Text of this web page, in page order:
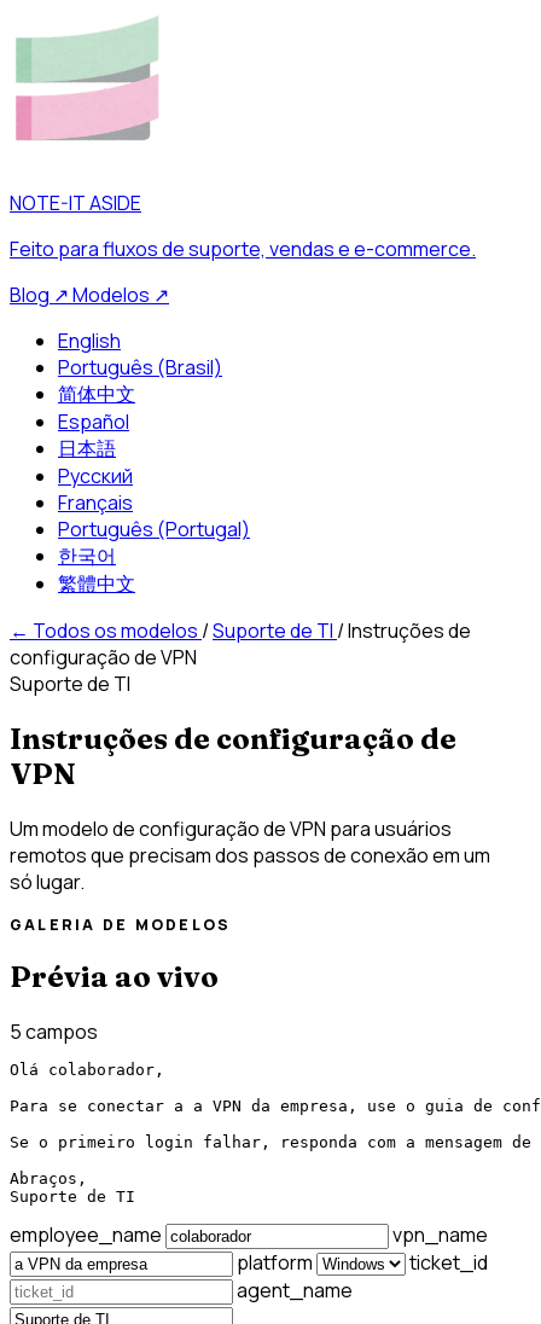
NOTE-IT ASIDE
Feito para fluxos de suporte, vendas e e-commerce.
Blog ↗Modelos ↗
English
Português (Brasil)
简体中文
Español
日本語
Русский
Français
Português (Portugal)
한국어
繁體中文
← Todos os modelos /Suporte de TI /Instruções de
configuração de VPN
Suporte de TI
Instruções de configuração de
VPN
Um modelo de configuração de VPN para usuários
remotos que precisam dos passos de conexão em um
só lugar.
GALERIA DE MODELOS
Prévia ao vivo
5 campos
Olá colaborador,
Para se conectar a a VPN da empresa, use o guia de
Se o primeiro login falhar, responda com a
Abraços,
Suporte de TI
employee_name
vpn_name
platform
ticket_id
agent_name